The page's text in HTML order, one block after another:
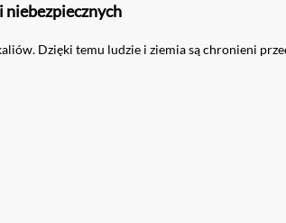
niebezpiecznych
Dzięki temu ludzie i ziemia są chronieni